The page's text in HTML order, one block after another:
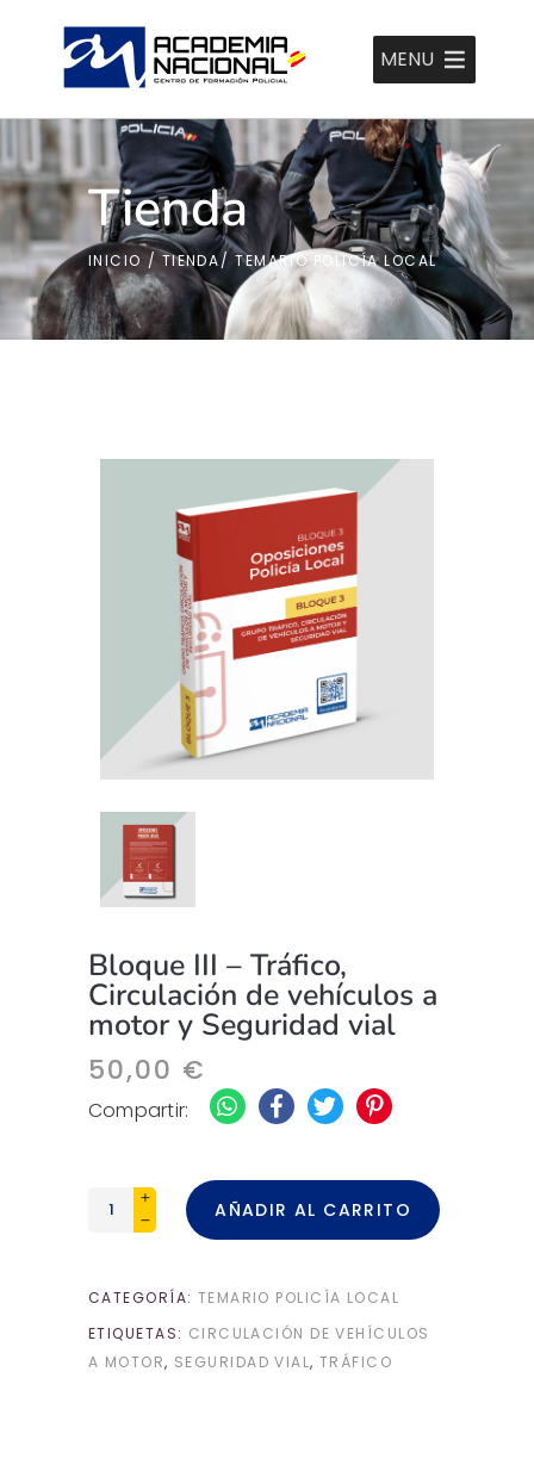
MENU
Tienda
INICIO / TIENDA/TEMARIO POLICÍA LOCAL
Bloque III – Tráfico,
Circulación de vehículos a
motor y Seguridad vial
50,00 €
Compartir:
Bloque
Tráfico,
de
vehículos
AÑADIR AL CARRITO
CATEGORÍA: TEMARIO POLICÍA LOCAL
ETIQUETAS: CIRCULACIÓN DE VEHÍCULOS
A MOTOR, SEGURIDAD VIAL,TRÁFICO